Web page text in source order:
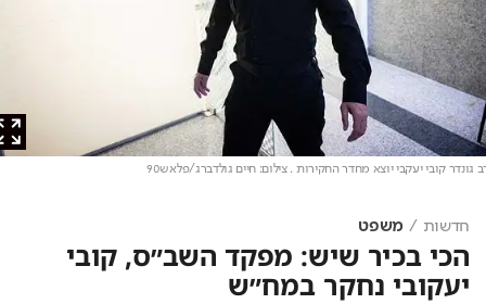
קובי יעקבי יוצא מחדר החקירות. צילום: חיים גולדברג/פלאש90
חדשות משפט
הכי בכיר שיש: מפקד השב״ס, קובי
יעקובי נחקר במח״ש